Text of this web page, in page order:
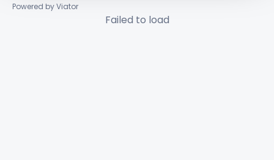
Powered by Viator
Failed to load